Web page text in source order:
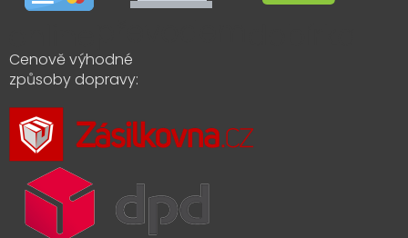
Cenově výhodné
způsoby dopravy: